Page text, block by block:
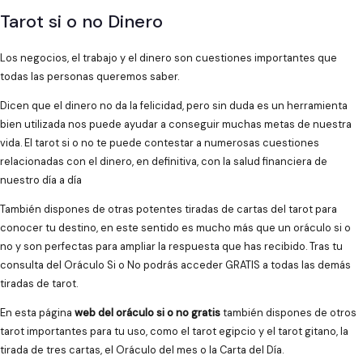
Tarot si o no Dinero
Los negocios, el trabajo y el dinero son cuestiones importantes que
todas las personas queremos saber.
Dicen que el dinero no da la felicidad, pero sin duda es un herramienta
bien utilizada nos puede ayudar a conseguir muchas metas de nuestra
vida. El tarot si o no te puede contestar a numerosas cuestiones
relacionadas con el dinero, en definitiva, con la salud financiera de
nuestro día a día
También dispones de otras potentes tiradas de cartas del tarot para
conocer tu destino, en este sentido es mucho más que un oráculo si o
no y son perfectas para ampliar la respuesta que has recibido. Tras tu
consulta del Oráculo Si o No podrás acceder GRATIS a todas las demás
tiradas de tarot.
En esta página web del oráculo si o no gratistambién dispones de otros
tarot importantes para tu uso, como el tarot egipcio y el tarot gitano, la
tirada de tres cartas, el Oráculo del mes o la Carta del Día.